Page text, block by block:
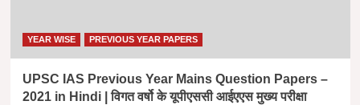
YEAR WISE PREVIOUS YEAR PAPERS
UPSC IAS Previous Year Mains Question Papers –
2021 in Hindi | विगत वर्षो के यूपीएससी आईएएस मुख्य परीक्षा